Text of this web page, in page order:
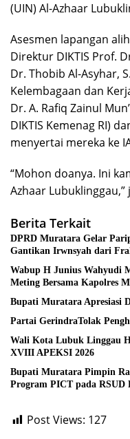
(UIN) Al-Azhaar
Asesmen lapangan
Direktur DIKTIS Prof.
Dr. Thobib Al-Asyhar,
Kelembagaan dan
Dr. A. Rafiq Zainul
DIKTIS Kemenag RI)
menyertai mereka ke
“Mohon doanya. Ini
Azhaar Lubuklinggau,”
Berita Terkait
DPRD Muratara Gelar
Gantikan Irwnsyah dari
Wabup H Junius Wahyudi
Meting Bersama Kapolres
Bupati Muratara Apresiasi
Partai GerindraTolak
Wali Kota Lubuk Linggau
XVIII APEKSI 2026
Bupati Muratara Pimpin
Program PICT pada RSUD
Post Views: 127